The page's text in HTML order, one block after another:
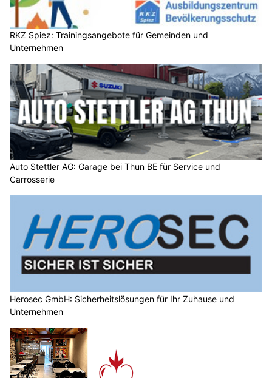
RKZ Spiez: Trainingsangebote für Gemeinden und
Unternehmen
Auto Stettler AG: Garage bei Thun BE für Service und
Carrosserie
Herosec GmbH: Sicherheitslösungen für Ihr Zuhause und
Unternehmen